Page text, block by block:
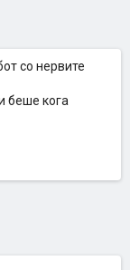
со нервите
беше кога